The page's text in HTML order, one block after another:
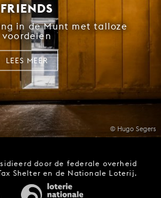
© Hugo Segers
FRIENDS
in de Munt met talloze
voordelen
LEES MEER
door de federale overheid
Shelter en de Nationale Loterij.